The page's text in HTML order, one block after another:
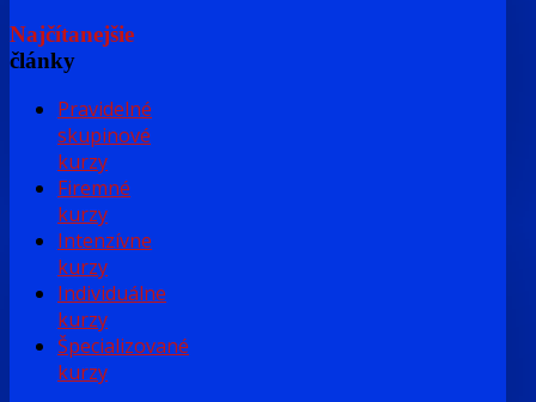
Najčítanejšie
články
Pravidelné
skupinové
kurzy
Firemné
kurzy
Intenzívne
kurzy
Individuálne
kurzy
Špecializované
kurzy